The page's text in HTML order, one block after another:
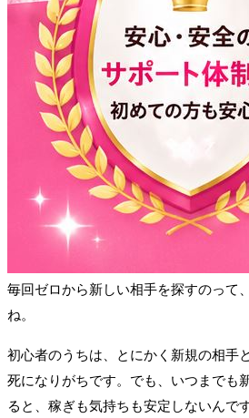
毎回ゼロから新しい相手を探すのって
ね。
初心者のうちは、とにかく新規の相手
死になりがちです。でも、いつまでも
ると、稼ぎも気持ちも安定しないんで